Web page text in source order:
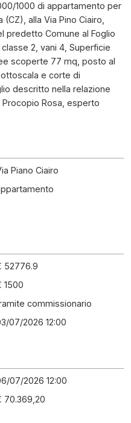
1000 di appartamento per
alla Via Pino Ciairo,
predetto Comune al Foglio
classe 2, vani 4, Superficie
scoperte 77 mq, posto al
e corte di
descritto nella relazione
Procopio Rosa, esperto
Piano Ciairo
52776.9
1500
commissionario
07/2026 12:00
07/2026 12:00
70.369,20